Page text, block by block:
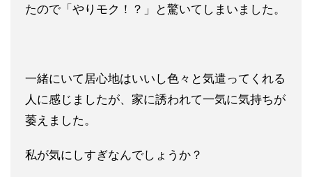
たので「やりモク ！？」と驚いてしまいました。
一緒にいて居心地はいいし色々と気遣ってくれる
人に感じましたが、家に誘われて一気に気持ちが
萎えました。
私が気にしすぎなんでしょうか？